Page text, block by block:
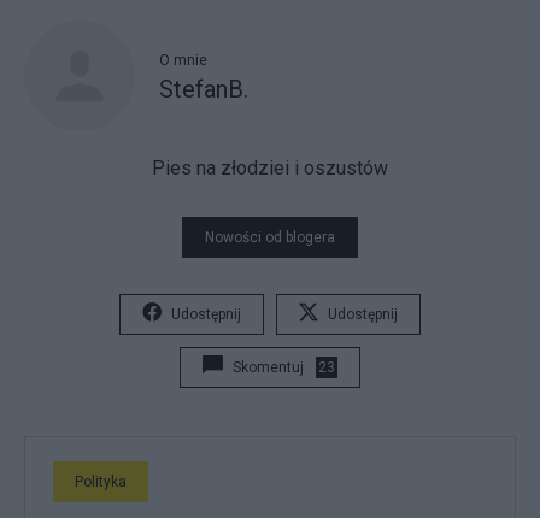
O mnie
StefanB.
Pies na złodziei i oszustów
Nowości od blogera
Udostępnij Udostępnij
Skomentuj 23
Polityka